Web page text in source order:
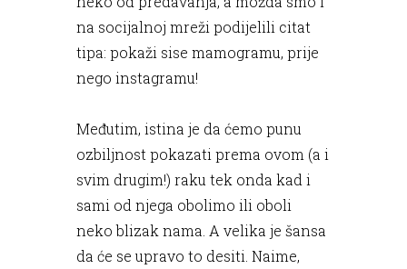
na socijalnoj mreži podijelili citat
tipa: pokaži sise mamogramu, prije
nego instagramu!
Međutim, istina je da ćemo punu
ozbiljnost pokazati prema ovom (a i
svim drugim!) raku tek onda kad i
sami od njega obolimo ili oboli
neko blizak nama. A velika je šansa
da će se upravo to desiti. Naime,